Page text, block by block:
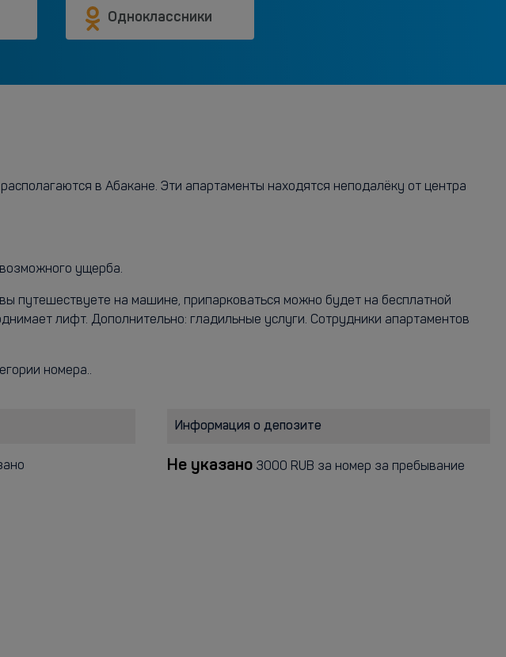
Одноклассники
в Абакане. Эти апартаменты находятся неподалёку от центра
ущерба.
путешествуете на машине, припарковаться можно будет на бесплатной
лифт. Дополнительно: гладильные услуги. Сотрудники апартаментов
номера..
Информация о депозите
Не указано 3000 RUB за номер за пребывание